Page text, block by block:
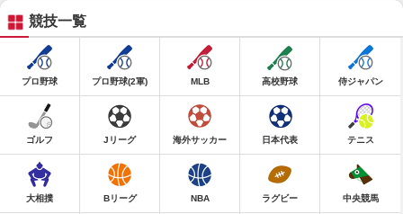
競技一覧
プロ野球 プロ野球(2軍) MLB 高校野球 侍ジャパン
ゴルフ Jリーグ 海外サッカー 日本代表 テニス
大相撲 Bリーグ NBA ラグビー 中央競馬